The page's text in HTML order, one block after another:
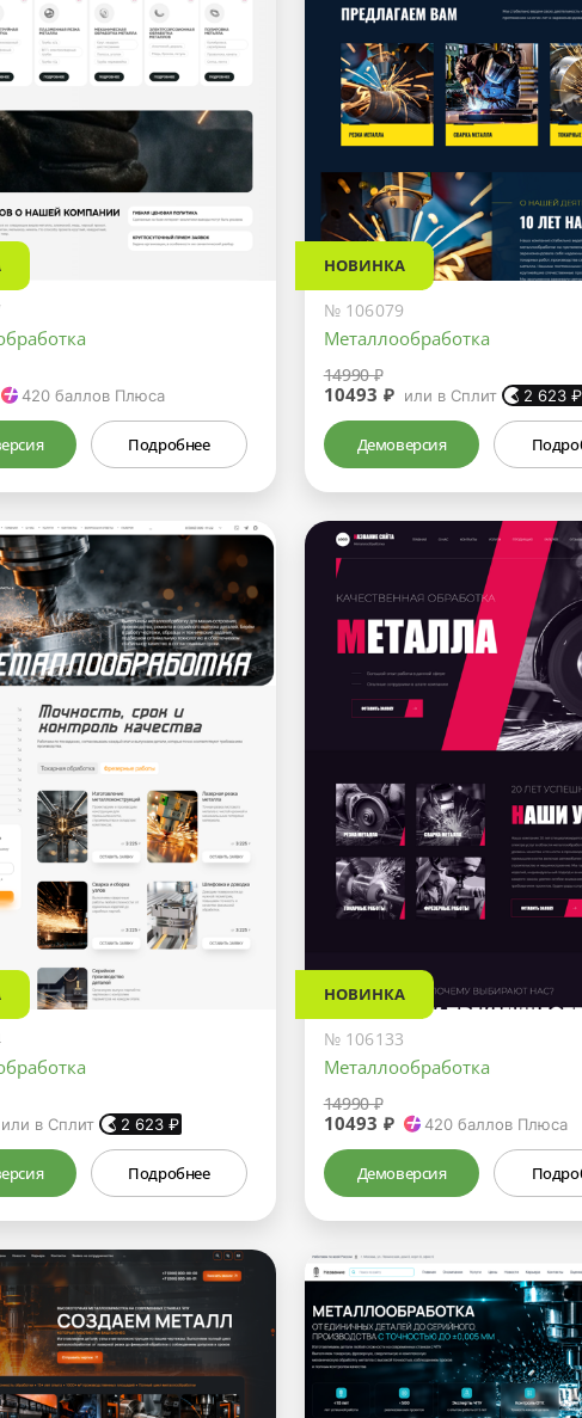
420баллов Плюса
Подробнее
НОВИНКА
№ 106079
Металлообработка
14990 ₽
10493 ₽ или в Сплит 2 623 ₽
Демоверсия
или в Сплит 2 623₽
Подробнее
НОВИНКА
№ 106133
Металлообработка
14990 ₽
10493 ₽ 420 баллов Плюса
Демоверсия